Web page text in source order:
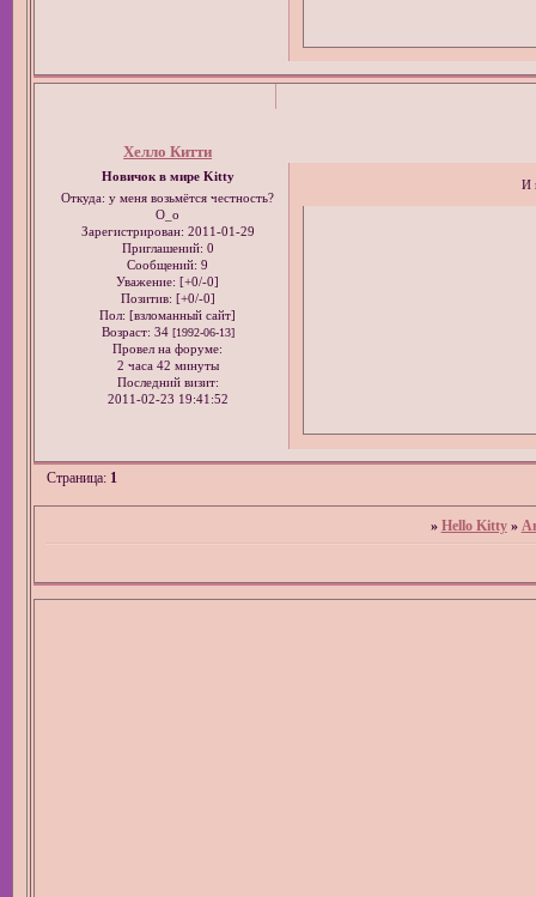
Хелло Китти
Новичок в мире Kitty
Откуда: у меня возьмётся честность?
O_o
Зарегистрирован: 2011-01-29
Приглашений: 0
Сообщений: 9
Уважение: [+0/-0]
Позитив: [+0/-0]
Пол: [взломанный сайт]
Возраст: 34 [1992-06-13]
Провел на форуме:
2 часа 42 минуты
Последний визит:
2011-02-23 19:41:52
И
Страница: 1
» Hello Kitty »